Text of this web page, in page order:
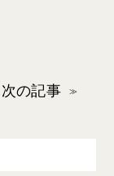
次の記事